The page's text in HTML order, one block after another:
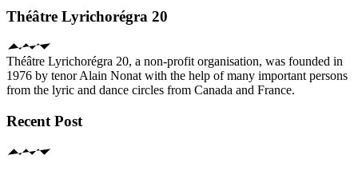
Théâtre Lyrichorégra 20
Théâtre Lyrichorégra 20, a non-profit organisation, was founded in
1976 by tenor Alain Nonat with the help of many important persons
from the lyric and dance circles from Canada and France.
Recent Post